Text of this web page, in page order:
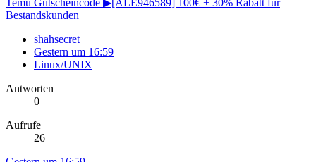
Bestandskunden
shahsecret
Gestern um 16:59
Linux/UNIX
Antworten
0
Aufrufe
26